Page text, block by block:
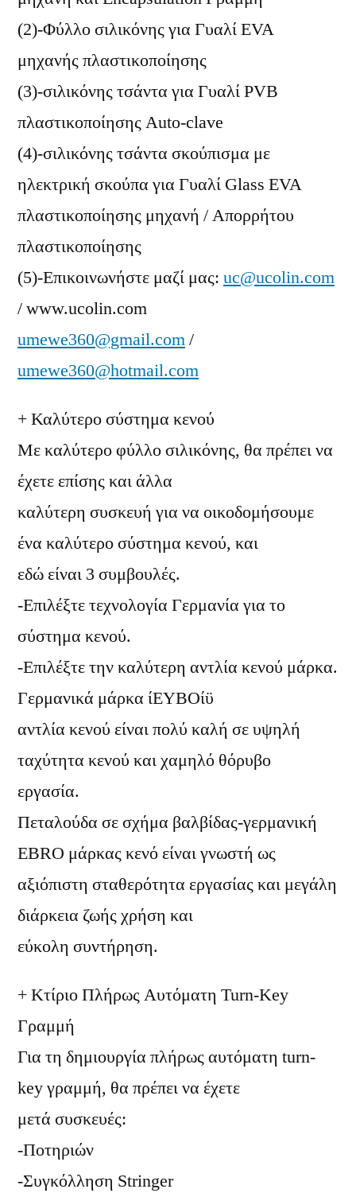
(2)-Φύλλο σιλικόνης για Γυαλί EVA
μηχανής πλαστικοποίησης
(3)-σιλικόνης τσάντα για Γυαλί PVB
πλαστικοποίησης Auto-clave
(4)-σιλικόνης τσάντα σκούπισμα με
ηλεκτρική σκούπα για Γυαλί Glass EVA
πλαστικοποίησης μηχανή / Απορρήτου
πλαστικοποίησης
(5)-Επικοινωνήστε μαζί μας: uc@ucolin.com
/ www.ucolin.com
umewe360@gmail.com/
umewe360@hotmail.com
+ Καλύτερο σύστημα κενού
Με καλύτερο φύλλο σιλικόνης, θα πρέπει να
έχετε επίσης και άλλα
καλύτερη συσκευή για να οικοδομήσουμε
ένα καλύτερο σύστημα κενού, και
εδώ είναι 3 συμβουλές.
-Επιλέξτε τεχνολογία Γερμανία για το
σύστημα κενού.
-Επιλέξτε την καλύτερη αντλία κενού μάρκα.
Γερμανικά μάρκα ίΕΥΒΟίϋ
αντλία κενού είναι πολύ καλή σε υψηλή
ταχύτητα κενού και χαμηλό θόρυβο
εργασία.
Πεταλούδα σε σχήμα βαλβίδας-γερμανική
EBRO μάρκας κενό είναι γνωστή ως
αξιόπιστη σταθερότητα εργασίας και μεγάλη
διάρκεια ζωής χρήση και
εύκολη συντήρηση.
+ Κτίριο Πλήρως Αυτόματη Turn-Key
Γραμμή
Για τη δημιουργία πλήρως αυτόματη turn-
key γραμμή, θα πρέπει να έχετε
μετά συσκευές:
-Ποτηριών
-Συγκόλληση Stringer